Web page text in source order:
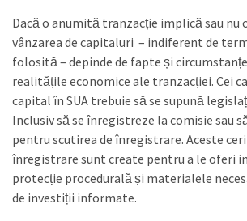
Dacă o anumită tranzacție implică sau nu
vânzarea de capitaluri – indiferent de
folosită – depinde de fapte și
realitățile economice ale tranzacției. Cei
capital în SUA trebuie să se supună
Inclusiv să se înregistreze la comisie sau
pentru scutirea de înregistrare. Aceste
înregistrare sunt create pentru a le oferi
protecție procedurală și materialele
de investiții informate.